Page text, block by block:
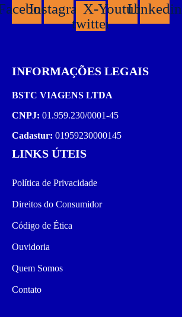
InstagramX-
twitter
YoutubeLinkedin
INFORMAÇÕES LEGAIS
BSTC VIAGENS LTDA
CNPJ: 01.959.230/0001-45
Cadastur: 01959230000145
LINKS ÚTEIS
Política de Privacidade​
Direitos do Consumidor
Código de Ética
Ouvidoria
Quem Somos
Contato